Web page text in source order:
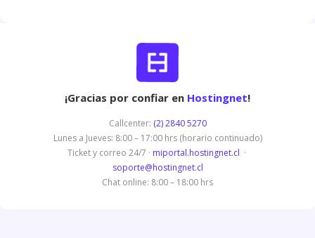
¡Gracias por confiar en Hostingnet!
Callcenter: (2) 2840 5270
Lunes a Jueves: 8:00 – 17:00 hrs (horario continuado)
Ticket y correo 24/7 · miportal.hostingnet.cl ·
soporte@hostingnet.cl
Chat online: 8:00 – 18:00 hrs